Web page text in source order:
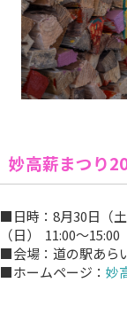
妙高薪まつり
■日時：8月30日（
（日） 11:00～15:00
■会場：道の駅あら
■ホームページ： 妙